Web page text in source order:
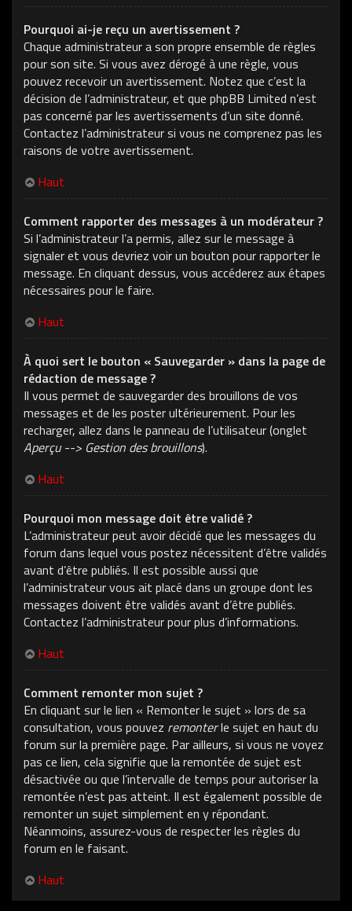
Pourquoi ai-je reçu un avertissement ?
Chaque administrateur a son propre ensemble de règles
pour son site. Si vous avez dérogé à une règle, vous
pouvez recevoir un avertissement. Notez que c’est la
décision de l’administrateur, et que phpBB Limited n’est
pas concerné par les avertissements d’un site donné.
Contactez l’administrateur si vous ne comprenez pas les
raisons de votre avertissement.
Haut
Comment rapporter des messages à un modérateur ?
Si l’administrateur l’a permis, allez sur le message à
signaler et vous devriez voir un bouton pour rapporter le
message. En cliquant dessus, vous accéderez aux étapes
nécessaires pour le faire.
Haut
À quoi sert le bouton « Sauvegarder » dans la page de
rédaction de message ?
Il vous permet de sauvegarder des brouillons de vos
messages et de les poster ultérieurement. Pour les
recharger, allez dans le panneau de l’utilisateur (onglet
Aperçu --> Gestion des brouillons).
Haut
Pourquoi mon message doit être validé ?
L’administrateur peut avoir décidé que les messages du
forum dans lequel vous postez nécessitent d’être validés
avant d’être publiés. Il est possible aussi que
l’administrateur vous ait placé dans un groupe dont les
messages doivent être validés avant d’être publiés.
Contactez l’administrateur pour plus d’informations.
Haut
Comment remonter mon sujet ?
En cliquant sur le lien « Remonter le sujet » lors de sa
consultation, vous pouvez remonterle sujet en haut du
forum sur la première page. Par ailleurs, si vous ne voyez
pas ce lien, cela signifie que la remontée de sujet est
désactivée ou que l’intervalle de temps pour autoriser la
remontée n’est pas atteint. Il est également possible de
remonter un sujet simplement en y répondant.
Néanmoins, assurez-vous de respecter les règles du
forum en le faisant.
Haut